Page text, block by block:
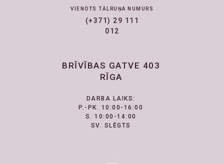
(+371) 29 111
012
DARBA LAIKS:
P.-PK. 10:00-16:00
S. 10:00-14:00
SV. SLĒGTS
BRĪVĪBAS GATVE 403
RĪGA
VIENOTS TĀLRUŅA NUMURS